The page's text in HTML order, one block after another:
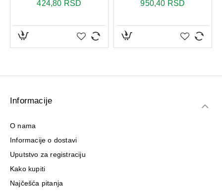
424,80 RSD 950,40 RSD
Informacije
O nama
Informacije o dostavi
Uputstvo za registraciju
Kako kupiti
Najčešća pitanja